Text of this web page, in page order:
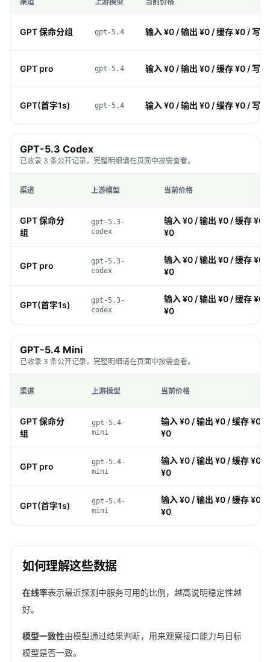
GPT 保命分组 gpt-5.4 输入 ¥0 / 输出 ¥0 / 缓存 ¥0 / 写
GPT pro gpt-5.4 输入 ¥0 / 输出 ¥0 / 缓存 ¥0 / 写
GPT(首字1s) gpt-5.4 输入 ¥0 / 输出 ¥0 / 缓存 ¥0 / 写
GPT-5.3 Codex
已收录 3 条公开记录，完整明细请在页面中按需查看。
渠道 上游模型 当前价格
GPT 保命分
组
gpt-5.3-
codex
输入 ¥0 / 输出 ¥0 / 缓存 ¥0
¥0
GPT pro
gpt-5.3-
codex
输入 ¥0 / 输出 ¥0 / 缓存 ¥0
¥0
GPT(首字1s)
gpt-5.3-
codex
输入 ¥0 / 输出 ¥0 / 缓存 ¥0
¥0
GPT-5.4 Mini
已收录 3 条公开记录，完整明细请在页面中按需查看。
渠道 上游模型 当前价格
GPT 保命分
组
gpt-5.4-
mini
输入 ¥0 / 输出 ¥0 / 缓存 ¥0 /
¥0
GPT pro
gpt-5.4-
mini
输入 ¥0 / 输出 ¥0 / 缓存 ¥0 /
¥0
GPT(首字1s)
gpt-5.4-
mini
输入 ¥0 / 输出 ¥0 / 缓存 ¥0 /
¥0
如何理解这些数据
在线率表示最近探测中服务可用的比例，越高说明稳定性越
好。
模型一致性由模型通过结果判断，用来观察接口能力与目标
模型是否一致。